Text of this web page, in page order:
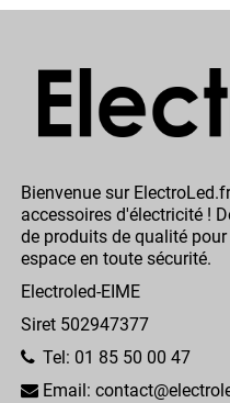
Bienvenue sur
accessoires d'électricité !
de produits de qualité
espace en toute sécurité.
Electroled-EIME
Siret 502947377
Tel: 01 85 50 00 47
Email: